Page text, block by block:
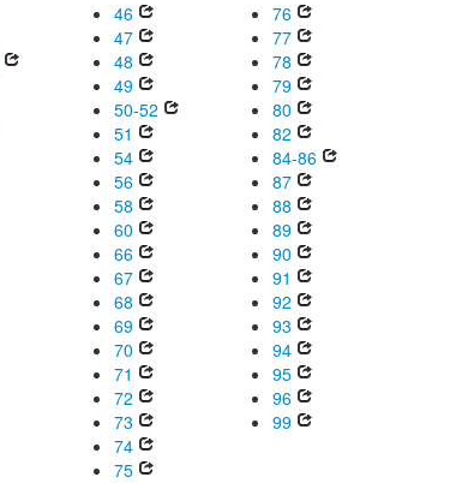
46
47
48
49
50-52
51
54
56
58
60
66
67
68
69
70
71
72
73
74
75
76
77
78
79
80
82
84-86
87
88
89
90
91
92
93
94
95
96
99